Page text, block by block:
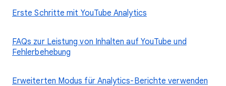
Erste Schritte mit YouTube Analytics
FAQs zur Leistung von Inhalten auf YouTube und
Fehlerbehebung
Erweiterten Modus für Analytics-Berichte verwenden